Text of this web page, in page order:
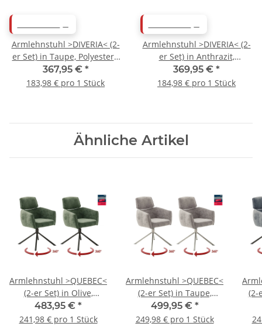
Armlehnstuhl >DIVERIA< (2-
er Set) in Taupe, Polyester -
64x90x66cm (BxHxT)
367,95 € *
183,98 € pro 1 Stück
Armlehnstuhl >DIVERIA< (2-
er Set) in Anthrazit,
Polyester - 64x90x66cm
(BxHxT)
369,95 € *
184,98 € pro 1 Stück
Ähnliche Artikel
Armlehnstuhl >QUEBEC<
(2-er Set) in Olive,
Polyester - 60x92x64cm
(BxHxT)
483,95 € *
241,98 € pro 1 Stück
Armlehnstuhl >QUEBEC<
(2-er Set) in Taupe,
Polyester - 60x92x64cm
(BxHxT)
499,95 € *
249,98 € pro 1 Stück
(2-